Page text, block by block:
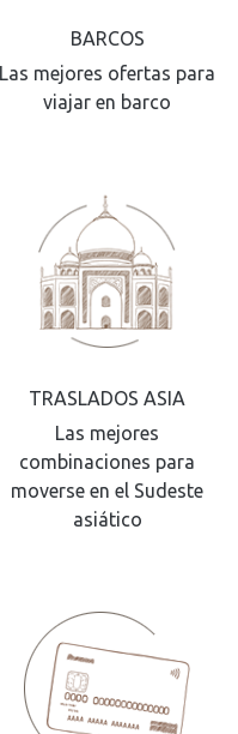
BARCOS
Las mejores ofertas para
viajar en barco
TRASLADOS ASIA
Las mejores
combinaciones para
moverse en el Sudeste
asiático